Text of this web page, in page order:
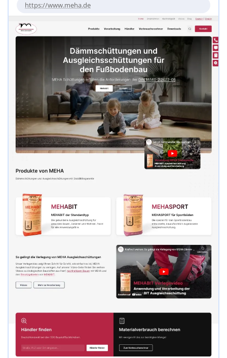
https://www.meha.de